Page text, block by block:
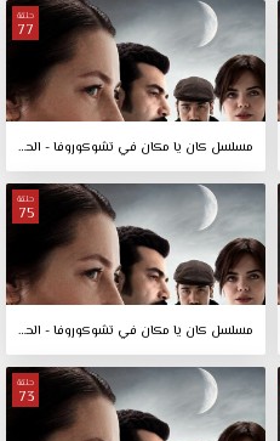
حلقة
77
مسلسل كان يا مكان في تشوكوروفا - الحلقة 77
حلقة
75
مسلسل كان يا مكان في تشوكوروفا - الحلقة 75
حلقة
73